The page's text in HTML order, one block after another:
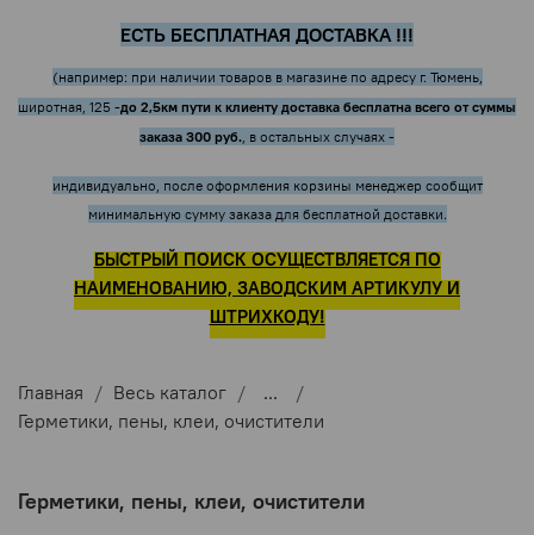
ЕСТЬ БЕСПЛАТНАЯ ДОСТАВКА !!!
(например: при наличии товаров в магазине по адресу г. Тюмень,
широтная, 125 -до 2,5км пути к клиенту доставка бесплатна всего от суммы
заказа 300 руб., в остальных случаях -
индивидуально, после оформления корзины менеджер сообщит
минимальную сумму заказа для бесплатной доставки.
БЫСТРЫЙ ПОИСК ОСУЩЕСТВЛЯЕТСЯ ПО
НАИМЕНОВАНИЮ, ЗАВОДСКИМ АРТИКУЛУ И
ШТРИХКОДУ!
Главная Весь каталог
...
Герметики, пены, клеи, очистители
Герметики, пены, клеи, очистители